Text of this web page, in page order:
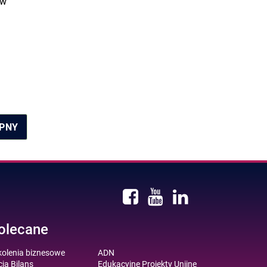
biznesowe
Bilans
ADN
Edukacyjne Projekty Unijne